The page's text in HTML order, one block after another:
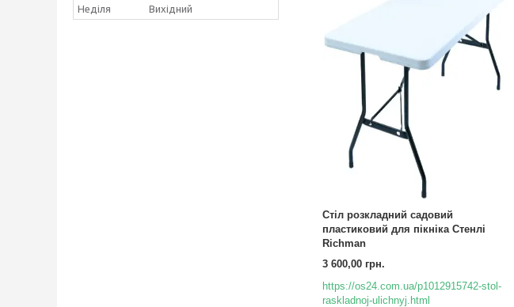
Стіл розкладний садовий
пластиковий для пікніка Стенлі
Richman
3 600,00 грн.
https://os24.com.ua/p1012915742-stol-
raskladnoj-ulichnyj.html
Неділя
Вихідний